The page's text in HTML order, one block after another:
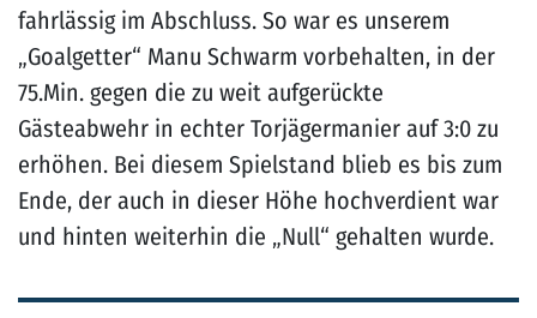
fahrlässig im Abschluss. So war es unserem
„Goalgetter“ Manu Schwarm vorbehalten, in der
75.Min. gegen die zu weit aufgerückte
Gästeabwehr in echter Torjägermanier auf 3:0 zu
erhöhen. Bei diesem Spielstand blieb es bis zum
Ende, der auch in dieser Höhe hochverdient war
und hinten weiterhin die „Null“ gehalten wurde.